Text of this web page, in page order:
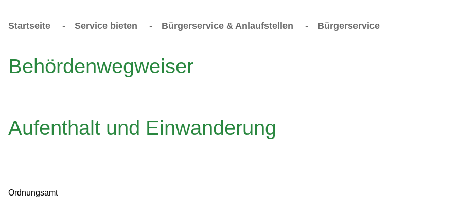
Startseite - Service bieten - Bürgerservice & Anlaufstellen - Bürgerservice
Behördenwegweiser
Aufenthalt und Einwanderung
Ordnungsamt